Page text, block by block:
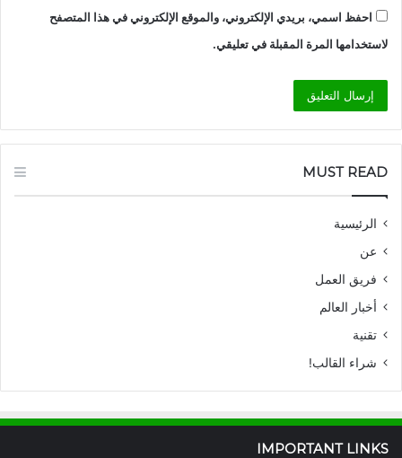
احفظ اسمي، بريدي الإلكتروني، والموقع الإلكتروني في هذا المتصفح
لاستخدامها المرة المقبلة في تعليقي.
MUST READ
الرئيسية
عن
فريق العمل
أخبار العالم
تقنية
شراء القالب!
IMPORTANT LINKS